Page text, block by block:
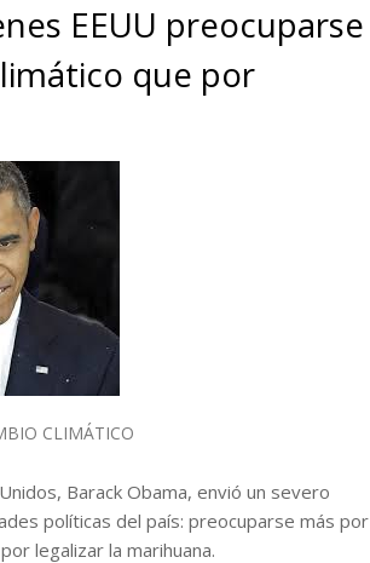
EEUU preocuparse
que por
CLIMÁTICO
Barack Obama, envió un severo
políticas del país: preocuparse más por
legalizar la marihuana.